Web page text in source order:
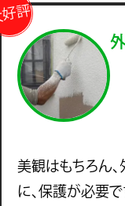
美観はもちろん
に、保護が必要で
評